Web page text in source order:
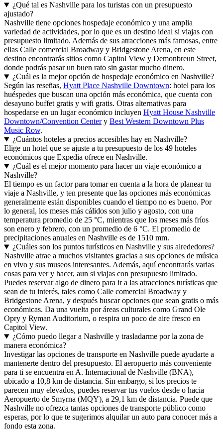
¿Qué tal es Nashville para los turistas con un presupuesto
ajustado?
Nashville tiene opciones hospedaje económico y una amplia
variedad de actividades, por lo que es un destino ideal si viajas con
presupuesto limitado. Además de sus atracciones más famosas, entre
ellas Calle comercial Broadway y Bridgestone Arena, en este
destino encontrarás sitios como Capitol View y Demonbreun Street,
donde podrás pasar un buen rato sin gastar mucho dinero.
¿Cuál es la mejor opción de hospedaje económico en Nashville?
Según las reseñas, Hyatt Place Nashville Downtown: hotel para los
huéspedes que buscan una opción más económica, que cuenta con
desayuno buffet gratis y wifi gratis. Otras alternativas para
hospedarse en un lugar económico incluyen Hyatt House Nashville
Downtown/Convention Centery Best Western Downtown Plus
Music Row.
¿Cuántos hoteles a precios accesibles hay en Nashville?
Elige un hotel que se ajuste a tu presupuesto de los 49 hoteles
económicos que Expedia ofrece en Nashville.
¿Cuál es el mejor momento para hacer un viaje económico a
Nashville?
El tiempo es un factor para tomar en cuenta a la hora de planear tu
viaje a Nashville, y ten presente que las opciones más económicas
generalmente están disponibles cuando el tiempo no es bueno. Por
lo general, los meses más cálidos son julio y agosto, con una
temperatura promedio de 25 °C, mientras que los meses más fríos
son enero y febrero, con un promedio de 6 °C. El promedio de
precipitaciones anuales en Nashville es de 1510 mm.
¿Cuáles son los puntos turísticos en Nashville y sus alrededores?
Nashville atrae a muchos visitantes gracias a sus opciones de música
en vivo y sus museos interesantes. Además, aquí encontrarás varias
cosas para ver y hacer, aun si viajas con presupuesto limitado.
Puedes reservar algo de dinero para ir a las atracciones turísticas que
sean de tu interés, tales como Calle comercial Broadway y
Bridgestone Arena, y después buscar opciones que sean gratis o más
económicas. Da una vuelta por áreas culturales como Grand Ole
Opry y Ryman Auditorium, o respira un poco de aire fresco en
Capitol View.
¿Cómo puedo llegar a Nashville y trasladarme por la zona de
manera económica?
Investigar las opciones de transporte en Nashville puede ayudarte a
mantenerte dentro del presupuesto. El aeropuerto más conveniente
para ti se encuentra en A. Internacional de Nashville (BNA),
ubicado a 10,8 km de distancia. Sin embargo, si los precios te
parecen muy elevados, puedes reservar tus vuelos desde o hacia
Aeropuerto de Smyrna (MQY), a 29,1 km de distancia. Puede que
Nashville no ofrezca tantas opciones de transporte público como
esperas, por lo que te sugerimos alquilar un auto para conocer más a
fondo esta zona.